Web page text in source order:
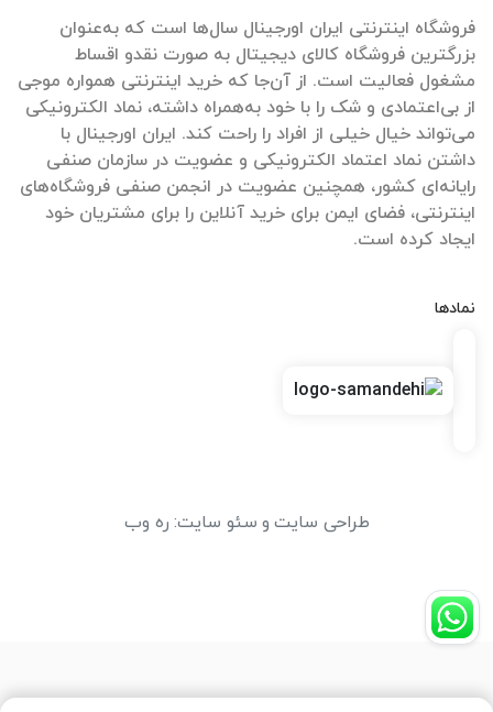
فروشگاه اینترنتی ایران اورجینال سال‌ها است که به‌عنوان
بزرگترین فروشگاه کالای دیجیتال به صورت نقدو اقساط
مشغول فعالیت است. از آن‌جا که خرید اینترنتی همواره موجی
از بی‌اعتمادی و شک را با خود به‌همراه داشته، نماد الکترونیکی
می‌تواند خیال خیلی از افراد را راحت کند. ایران اورجینال با
داشتن نماد اعتماد الکترونیکی و عضویت در سازمان صنفی
رایانه‌ای کشور، همچنین عضویت در انجمن صنفی فروشگاه‌های
اینترنتی، فضای ایمن برای خرید آنلاین را برای مشتریان خود
ایجاد کرده است.
نمادها
طراحی سایت و سئو سایت: ره وب